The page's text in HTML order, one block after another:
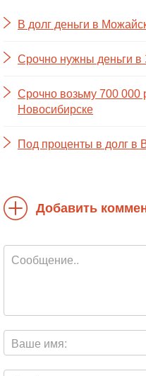
В долг деньги в
Срочно нужны деньги
Срочно возьму 700 000
Новосибирске
Под проценты в долг в
Добавить